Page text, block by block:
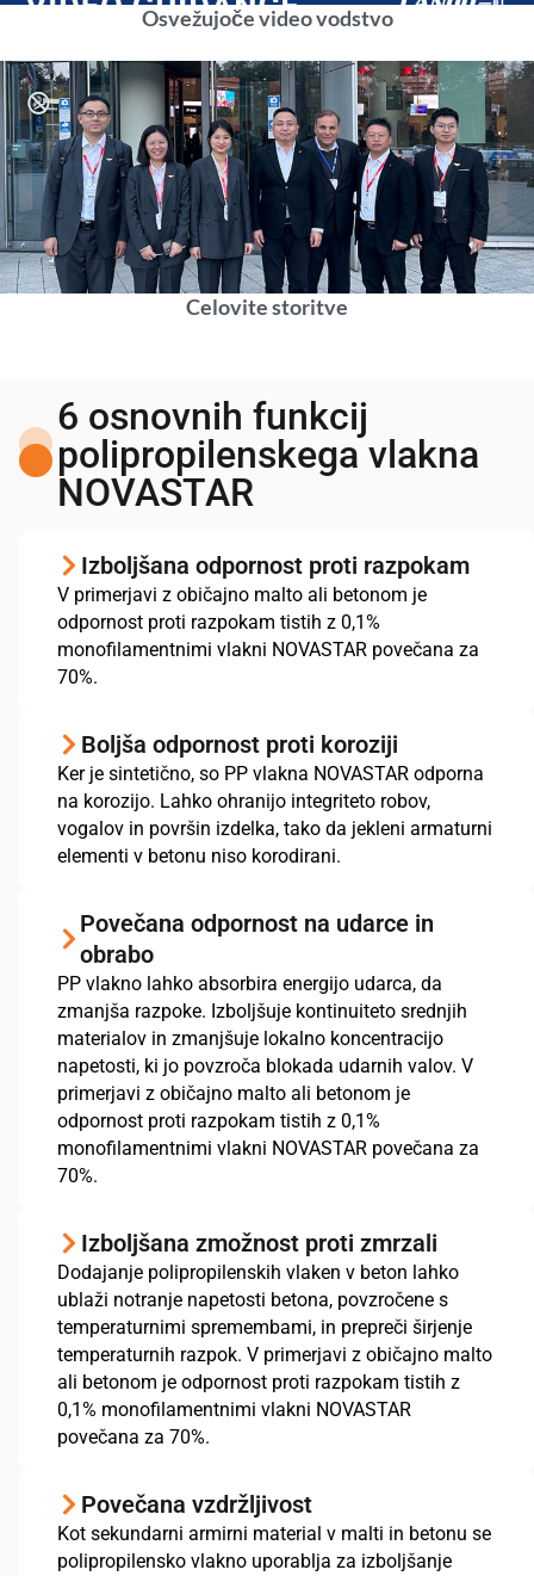
Osvežujoče video vodstvo
Celovite storitve
6 osnovnih funkcij
polipropilenskega vlakna
NOVASTAR
Izboljšana odpornost proti razpokam
V primerjavi z običajno malto ali betonom je
odpornost proti razpokam tistih z 0,1%
monofilamentnimi vlakni NOVASTAR povečana za
70%.
Boljša odpornost proti koroziji
Ker je sintetično, so PP vlakna NOVASTAR odporna
na korozijo. Lahko ohranijo integriteto robov,
vogalov in površin izdelka, tako da jekleni armaturni
elementi v betonu niso korodirani.
Povečana odpornost na udarce in
obrabo
PP vlakno lahko absorbira energijo udarca, da
zmanjša razpoke. Izboljšuje kontinuiteto srednjih
materialov in zmanjšuje lokalno koncentracijo
napetosti, ki jo povzroča blokada udarnih valov. V
primerjavi z običajno malto ali betonom je
odpornost proti razpokam tistih z 0,1%
monofilamentnimi vlakni NOVASTAR povečana za
70%.
Izboljšana zmožnost proti zmrzali
Dodajanje polipropilenskih vlaken v beton lahko
ublaži notranje napetosti betona, povzročene s
temperaturnimi spremembami, in prepreči širjenje
temperaturnih razpok. V primerjavi z običajno malto
ali betonom je odpornost proti razpokam tistih z
0,1% monofilamentnimi vlakni NOVASTAR
povečana za 70%.
Povečana vzdržljivost
Kot sekundarni armirni material v malti in betonu se
polipropilensko vlakno uporablja za izboljšanje